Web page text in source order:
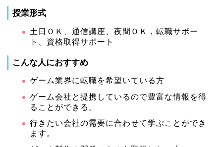
授業形式
土日ＯＫ、通信講座、夜間ＯＫ，転職サポー
ト、資格取得サポート
こんな人におすすめ
ゲーム業界に転職を希望いている方
ゲーム会社と提携しているので豊富な情報を得
ることができる。
行きたい会社の需要に合わせて学ぶことができ
ます。